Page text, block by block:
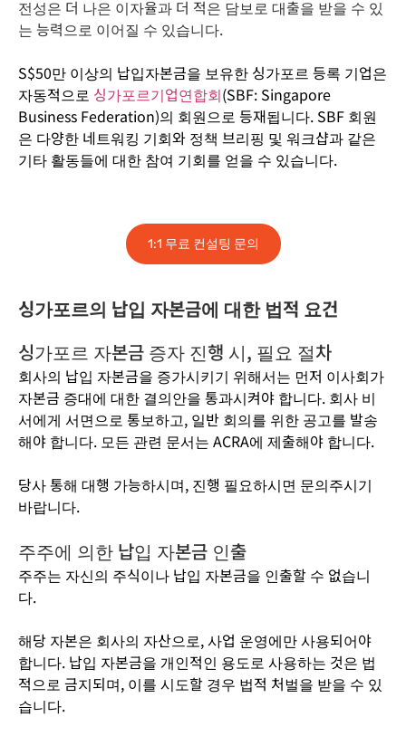
전성은 더 나은 이자율과 더 적은 담보로 대출을 받을 수 있
는 능력으로 이어질 수 있습니다.
S$50만 이상의 납입자본금을 보유한 싱가포르 등록 기업은
자동적으로 싱가포르기업연합회(SBF: Singapore
Business Federation)의 회원으로 등재됩니다. SBF 회원
은 다양한 네트워킹 기회와 정책 브리핑 및 워크샵과 같은
기타 활동들에 대한 참여 기회를 얻을 수 있습니다.
1:1 무료 컨설팅 문의
싱가포르의 납입 자본금에 대한 법적 요건
싱가포르 자본금 증자 진행 시, 필요 절차
회사의 납입 자본금을 증가시키기 위해서는 먼저 이사회가
자본금 증대에 대한 결의안을 통과시켜야 합니다. 회사 비
서에게 서면으로 통보하고, 일반 회의를 위한 공고를 발송
해야 합니다. 모든 관련 문서는 ACRA에 제출해야 합니다.
당사 통해 대행 가능하시며, 진행 필요하시면 문의주시기
바랍니다.
주주에 의한 납입 자본금 인출
주주는 자신의 주식이나 납입 자본금을 인출할 수 없습니
다.
해당 자본은 회사의 자산으로, 사업 운영에만 사용되어야
합니다. 납입 자본금을 개인적인 용도로 사용하는 것은 법
적으로 금지되며, 이를 시도할 경우 법적 처벌을 받을 수 있
습니다.